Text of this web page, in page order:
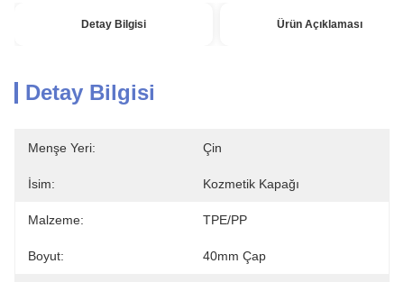
Detay Bilgisi Ürün Açıklaması
Detay Bilgisi
Menşe Yeri: Çin
İsim: Kozmetik Kapağı
Malzeme: TPE/PP
Boyut: 40mm Çap